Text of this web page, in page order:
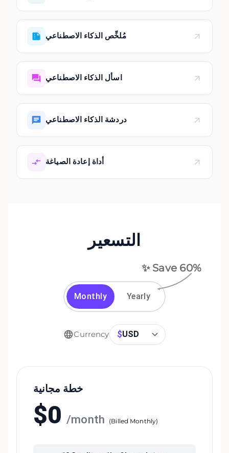
مُلخِّص الذكاء الاصطناعي
اسأل الذكاء الاصطناعي
دردشة الذكاء الاصطناعي
أداة إعادة الصياغة
التسعير
✨ Save 60%
Monthly Yearly
Currency $USD
خطة مجانية
$0 /month (Billed Monthly)